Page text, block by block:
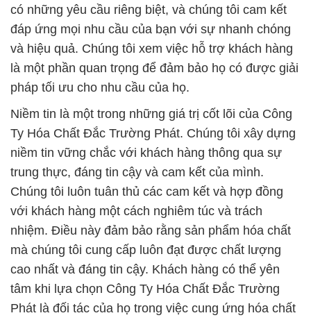
có những yêu cầu riêng biệt, và chúng tôi cam kết
đáp ứng mọi nhu cầu của bạn với sự nhanh chóng
và hiệu quả. Chúng tôi xem việc hỗ trợ khách hàng
là một phần quan trọng để đảm bảo họ có được giải
pháp tối ưu cho nhu cầu của họ.
Niềm tin là một trong những giá trị cốt lõi của Công
Ty Hóa Chất Đắc Trường Phát. Chúng tôi xây dựng
niềm tin vững chắc với khách hàng thông qua sự
trung thực, đáng tin cậy và cam kết của mình.
Chúng tôi luôn tuân thủ các cam kết và hợp đồng
với khách hàng một cách nghiêm túc và trách
nhiệm. Điều này đảm bảo rằng sản phẩm hóa chất
mà chúng tôi cung cấp luôn đạt được chất lượng
cao nhất và đáng tin cậy. Khách hàng có thể yên
tâm khi lựa chọn Công Ty Hóa Chất Đắc Trường
Phát là đối tác của họ trong việc cung ứng hóa chất